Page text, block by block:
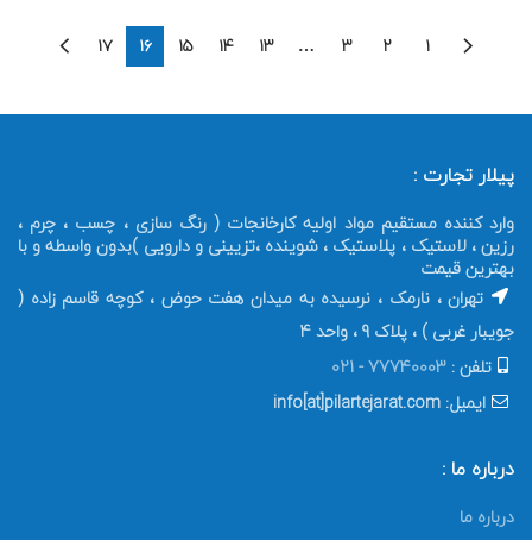
۱ ۲ ۳ … ۱۳ ۱۴ ۱۵ ۱۶ ۱۷
پیلار تجارت :
وارد کننده مستقیم مواد اولیه کارخانجات ( رنگ سازی ، چسب ، چرم ،
رزین ، لاستیک ، پلاستیک ، شوینده ،تزیینی و دارویی )بدون واسطه و با
بهترین قیمت
تهران ، نارمک ، نرسیده به میدان هفت حوض ، کوچه قاسم زاده (
جویبار غربی ) ، پلاک 9 ، واحد 4
تلفن : 77740003 - 021
ایمیل: info[at]pilartejarat.com
درباره ما :
درباره ما